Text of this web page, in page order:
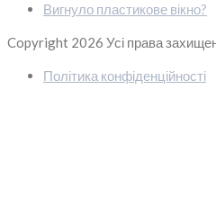
Вигнуло пластикове вікно?
Copyright 2026 Усі права
Політика конфіденційності